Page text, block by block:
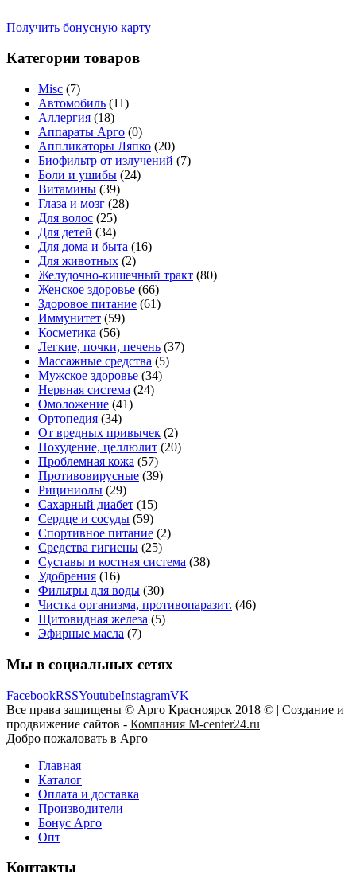
Получить бонусную карту
Категории товаров
Misc (7)
Автомобиль (11)
Аллергия (18)
Аппараты Арго (0)
Аппликаторы Ляпко (20)
Биофильтр от излучений (7)
Боли и ушибы (24)
Витамины (39)
Глаза и мозг (28)
Для волос (25)
Для детей (34)
Для дома и быта (16)
Для животных (2)
Желудочно-кишечный тракт (80)
Женское здоровье (66)
Здоровое питание (61)
Иммунитет (59)
Косметика (56)
Легкие, почки, печень (37)
Массажные средства (5)
Мужское здоровье (34)
Нервная система (24)
Омоложение (41)
Ортопедия (34)
От вредных привычек (2)
Похудение, целлюлит (20)
Проблемная кожа (57)
Противовирусные (39)
Рициниолы (29)
Сахарный диабет (15)
Сердце и сосуды (59)
Спортивное питание (2)
Средства гигиены (25)
Суставы и костная система (38)
Удобрения (16)
Фильтры для воды (30)
Чистка организма, противопаразит. (46)
Щитовидная железа (5)
Эфирные масла (7)
Мы в социальных сетях
FacebookRSSYoutubeInstagramVK
Все права защищены © Арго Красноярск 2018 © | Создание и
продвижение сайтов - Компания M-center24.ru
Добро пожаловать в Арго
Главная
Каталог
Оплата и доставка
Производители
Бонус Арго
Опт
Контакты